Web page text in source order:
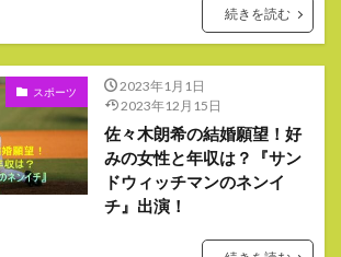
続きを読む
スポーツ
2023年1月1日
2023年12月15日
佐々木朗希の結婚願望！好
みの女性と年収は？『サン
ドウィッチマンのネンイ
チ』出演！